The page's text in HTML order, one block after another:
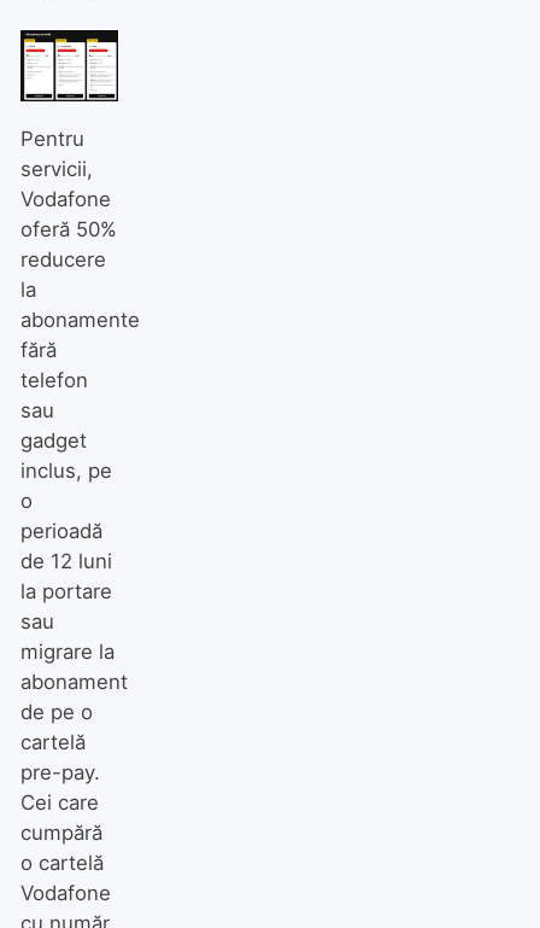
Pentru
servicii,
Vodafone
oferă 50%
reducere
la
abonamente
fără
telefon
sau
gadget
inclus, pe
o
perioadă
de 12 luni
la portare
sau
migrare la
abonament
de pe o
cartelă
pre-pay.
Cei care
cumpără
o cartelă
Vodafone